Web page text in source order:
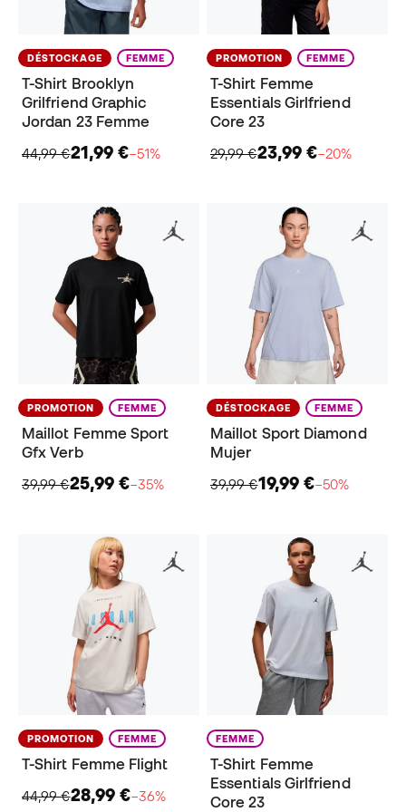
DÉSTOCKAGE FEMME
T-Shirt Brooklyn
Grilfriend Graphic
Jordan 23 Femme
44,99 €21,99 €−51%
PROMOTION FEMME
T-Shirt Femme
Essentials Girlfriend
Core 23
29,99 €23,99 €−20%
PROMOTION FEMME
Maillot Femme Sport
Gfx Verb
39,99 €25,99 €−35%
DÉSTOCKAGE FEMME
Maillot Sport Diamond
Mujer
39,99 €19,99 €−50%
PROMOTION FEMME
T-Shirt Femme Flight
44,99 €28,99 €−36%
FEMME
T-Shirt Femme
Essentials Girlfriend
Core 23